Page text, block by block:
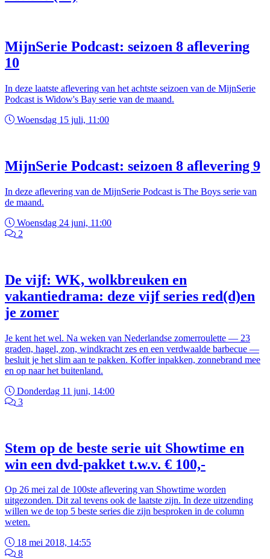
MijnSerie Podcast: seizoen 8 aflevering
10
In deze laatste aflevering van het achtste seizoen van de MijnSerie
Podcast is Widow's Bay serie van de maand.
Woensdag 15 juli, 11:00
MijnSerie Podcast: seizoen 8 aflevering 9
In deze aflevering van de MijnSerie Podcast is The Boys serie van
de maand.
Woensdag 24 juni, 11:00
2
De vijf: WK, wolkbreuken en
vakantiedrama: deze vijf series red(d)en
je zomer
Je kent het wel. Na weken van Nederlandse zomerroulette — 23
graden, hagel, zon, windkracht zes en een verdwaalde barbecue —
besluit je het slim aan te pakken. Koffer inpakken, zonnebrand mee
en op naar het buitenland.
Donderdag 11 juni, 14:00
3
Stem op de beste serie uit Showtime en
win een dvd-pakket t.w.v. € 100,-
Op 26 mei zal de 100ste aflevering van Showtime worden
uitgezonden. Dit zal tevens ook de laatste zijn. In deze uitzending
willen we de top 5 beste series die zijn besproken in de column
weten.
18 mei 2018, 14:55
8